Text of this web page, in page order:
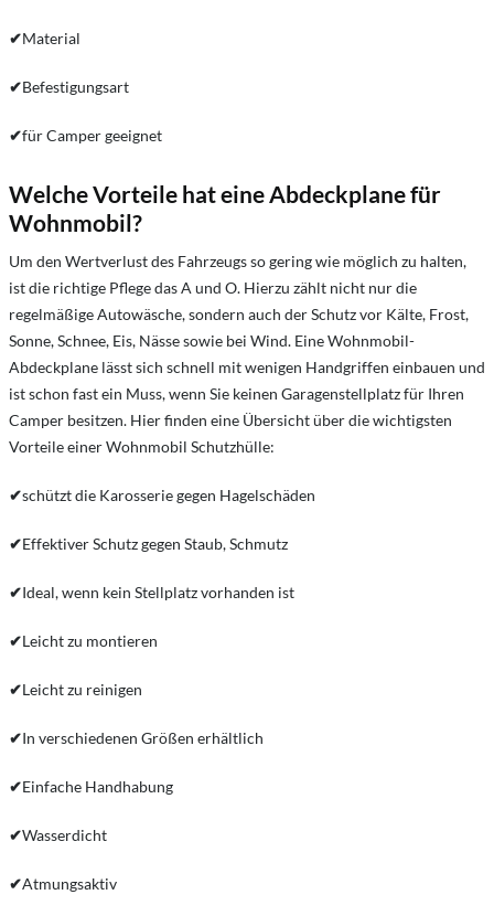
✔Material
✔Befestigungsart
✔für Camper geeignet
Welche Vorteile hat eine Abdeckplane für
Wohnmobil?
Um den Wertverlust des Fahrzeugs so gering wie möglich zu halten,
ist die richtige Pflege das A und O. Hierzu zählt nicht nur die
regelmäßige Autowäsche, sondern auch der Schutz vor Kälte, Frost,
Sonne, Schnee, Eis, Nässe sowie bei Wind. Eine Wohnmobil-
Abdeckplane lässt sich schnell mit wenigen Handgriffen einbauen und
ist schon fast ein Muss, wenn Sie keinen Garagenstellplatz für Ihren
Camper besitzen. Hier finden eine Übersicht über die wichtigsten
Vorteile einer Wohnmobil Schutzhülle:
✔schützt die Karosserie gegen Hagelschäden
✔Effektiver Schutz gegen Staub, Schmutz
✔Ideal, wenn kein Stellplatz vorhanden ist
✔Leicht zu montieren
✔Leicht zu reinigen
✔In verschiedenen Größen erhältlich
✔Einfache Handhabung
✔Wasserdicht
✔Atmungsaktiv